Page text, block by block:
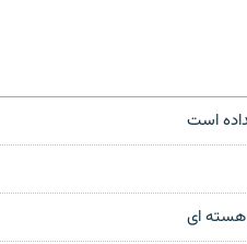
هسته ای